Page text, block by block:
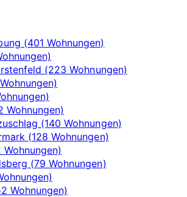
(401 Wohnungen)
(223 Wohnungen)
Wohnungen)
(140 Wohnungen)
(128 Wohnungen)
(79 Wohnungen)
Wohnungen)